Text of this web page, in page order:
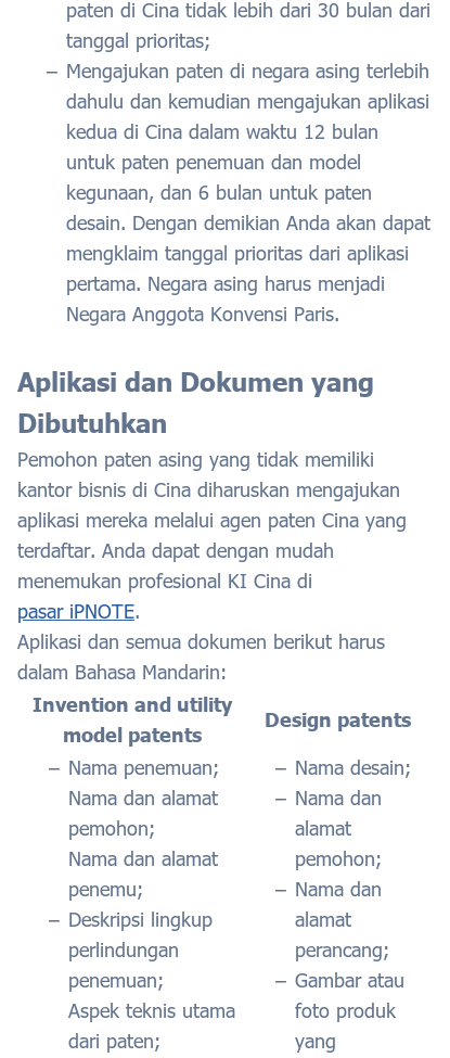
paten di Cina tidak lebih dari 30 bulan dari
tanggal prioritas;
Mengajukan paten di negara asing terlebih
dahulu dan kemudian mengajukan aplikasi
kedua di Cina dalam waktu 12 bulan
untuk paten penemuan dan model
kegunaan, dan 6 bulan untuk paten
desain. Dengan demikian Anda akan dapat
mengklaim tanggal prioritas dari aplikasi
pertama. Negara asing harus menjadi
Negara Anggota Konvensi Paris.
Aplikasi dan Dokumen yang
Dibutuhkan
Pemohon paten asing yang tidak memiliki
kantor bisnis di Cina diharuskan mengajukan
aplikasi mereka melalui agen paten Cina yang
terdaftar. Anda dapat dengan mudah
menemukan profesional KI Cina di
pasar iPNOTE.
Aplikasi dan semua dokumen berikut harus
dalam Bahasa Mandarin:
Invention and utility
model patents
Design patents
Nama penemuan;
Nama dan alamat
pemohon;
Nama dan alamat
penemu;
Deskripsi lingkup
perlindungan
penemuan;
Aspek teknis utama
dari paten;
Nama desain;
Nama dan
alamat
pemohon;
Nama dan
alamat
perancang;
Gambar atau
foto produk
yang